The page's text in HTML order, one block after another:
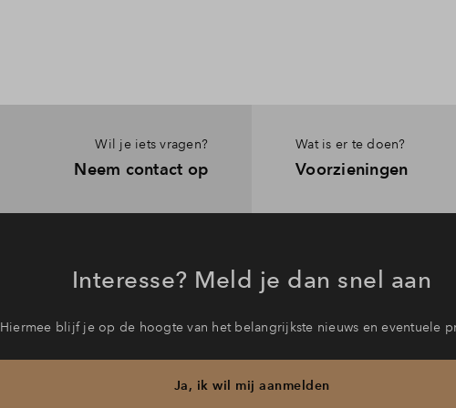
Wil je iets vragen?
Neem contact op
Wat is er te doen?
Voorzieningen
Interesse? Meld je dan snel aan
Hiermee blijf je op de hoogte van het belangrijkste nieuws en eventuele
Ja, ik wil mij aanmelden